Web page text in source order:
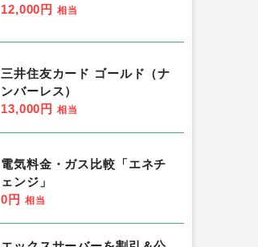
12,000円 相当
三井住友カード ゴールド（ナ
ンバーレス）
13,000円 相当
電気料金・ガス比較「エネチ
ェンジ」
0円 相当